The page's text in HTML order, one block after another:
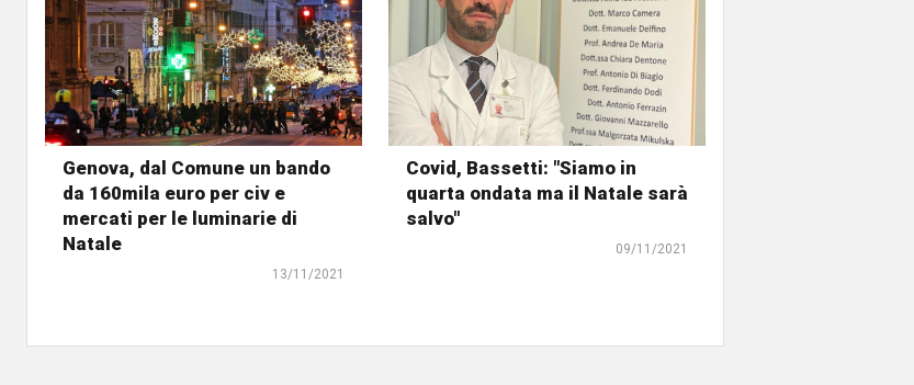
Genova, dal Comune un bando
da 160mila euro per civ e
mercati per le luminarie di
Natale
13/11/2021
Covid, Bassetti: "Siamo in
quarta ondata ma il Natale sarà
salvo"
09/11/2021